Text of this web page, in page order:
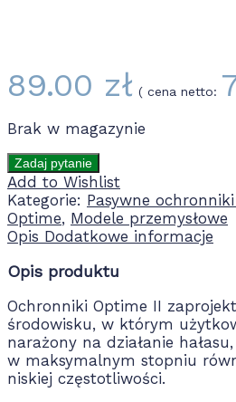
89.00 zł ( cena netto:
Brak w magazynie
Add to Wishlist
Kategorie: Pasywne ochronniki
Optime, Modele przemysłowe
Opis Dodatkowe informacje
Opis produktu
Ochronniki Optime II
środowisku, w którym
narażony na działanie
w maksymalnym stopniu
niskiej częstotliwości.